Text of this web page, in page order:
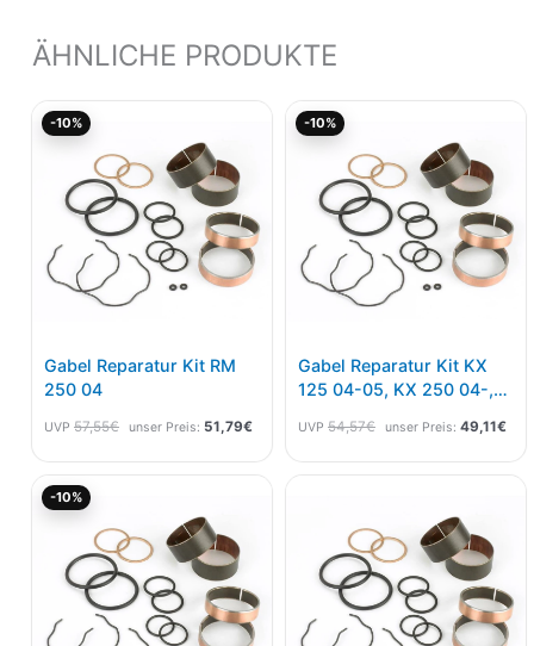
ÄHNLICHE PRODUKTE
-10%
Gabel Reparatur Kit RM
250 04
UVP 57,55€
57,55€
unser Preis: 51,79€
Aktueller
-10%
Gabel Reparatur Kit KX
125 04-05, KX 250 04-,
UVP 54,57€
54,57€
unser Preis: 49,11€
-10%
57,00€